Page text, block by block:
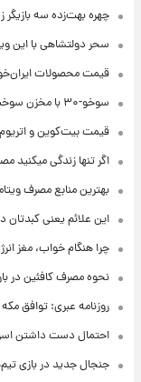
چهره بهت‌زده سه بازیگر
سحر دولتشاهی با این
قیمت محصولات ایران‌خودرو و
سوخو-۳۰ با مخزن سوخت ۹.۶ تنی؛ جنگنده‌ای با بُرد خیره‌کننده ۳۰۰۰ کیلومتر
قیمت بیت‌کوین و اتریوم
اگر تنها زندگی میکنید
بهترین منابع مصرف
این علائم یعنی
چرا هنگام خواب، مغز
نحوه مصرف کافئین در
روزنامه عبری: توافق
احتمال دست داشتن
جنجال جدید در بازی